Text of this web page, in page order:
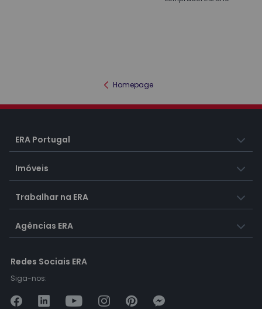
Homepage
ERA Portugal
Imóveis
Trabalhar na ERA
Agências ERA
Redes Sociais ERA
Siga-nos: